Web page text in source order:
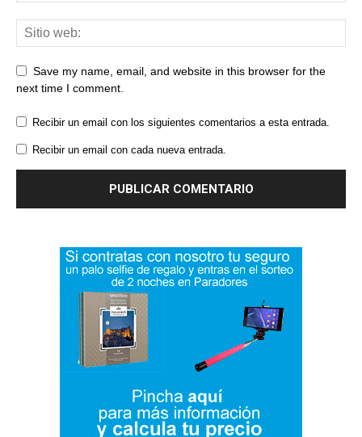
Save my name, email, and website in this browser for the
next time I comment.
Recibir un email con los siguientes comentarios a esta entrada.
Recibir un email con cada nueva entrada.